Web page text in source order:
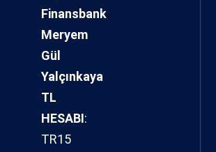
Finansbank
Meryem
Gül
Yalçınkaya
TL
HESABI:
TR15